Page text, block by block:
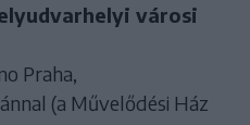
városi
Praha,
(a Művelődési Ház